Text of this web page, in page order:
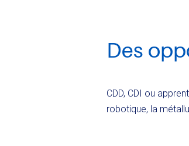
Des
CDD, CDI ou
robotique, la